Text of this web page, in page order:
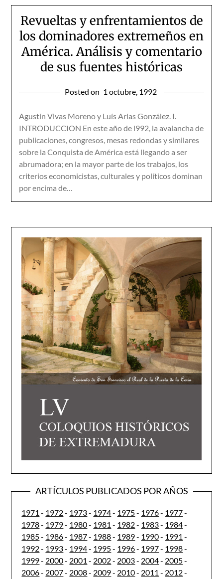
Revueltas y enfrentamientos de
los dominadores extremeños en
América. Análisis y comentario
de sus fuentes históricas
Posted on 1 octubre, 1992
Agustín Vivas Moreno y Luís Arias González. I.
INTRODUCCION En este año de l992, la avalancha de
publicaciones, congresos, mesas redondas y similares
sobre la Conquista de América está llegando a ser
abrumadora; en la mayor parte de los trabajos, los
criterios economicistas, culturales y políticos dominan
por encima de…
ARTÍCULOS PUBLICADOS POR AÑOS
1971 - 1972- 1973- 1974- 1975- 1976- 1977-
1978- 1979- 1980- 1981 - 1982- 1983- 1984-
1985- 1986- 1987- 1988- 1989- 1990- 1991 -
1992- 1993- 1994- 1995- 1996- 1997- 1998-
1999- 2000- 2001 - 2002- 2003- 2004- 2005-
2006- 2007- 2008- 2009- 2010- 2011 - 2012-